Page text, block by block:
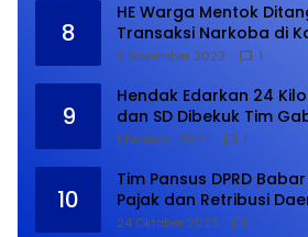
8
HE Warga Mentok
Transaksi Narkoba di
9 November 2023 1
9
Hendak Edarkan 24
dan SD Dibekuk Tim
1 Februari 2024 1
10
Tim Pansus DPRD
Pajak dan Retribusi
Januari 2024
24 Oktober 2023 1